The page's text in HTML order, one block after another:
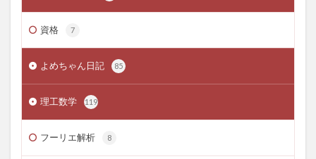
資格 7
よめちゃん日記 85
理工数学 119
フーリエ解析 8